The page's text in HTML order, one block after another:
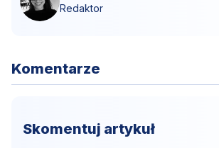
Redaktor
Komentarze
Skomentuj artykuł